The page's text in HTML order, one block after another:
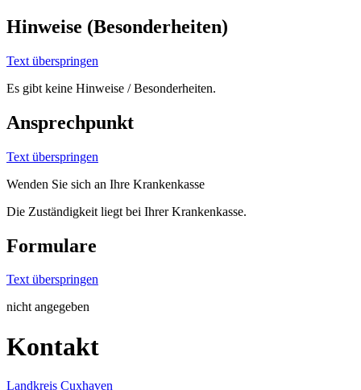
Hinweise (Besonderheiten)
Text überspringen
Es gibt keine Hinweise / Besonderheiten.
Ansprechpunkt
Text überspringen
Wenden Sie sich an Ihre Krankenkasse
Die Zuständigkeit liegt bei Ihrer Krankenkasse.
Formulare
Text überspringen
nicht angegeben
Kontakt
Landkreis Cuxhaven